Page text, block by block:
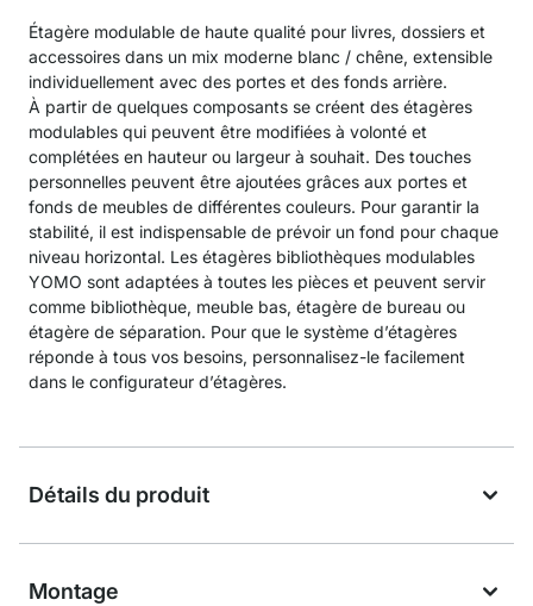
Étagère modulable de haute qualité pour livres, dossiers et
accessoires dans un mix moderne blanc / chêne, extensible
individuellement avec des portes et des fonds arrière.
À partir de quelques composants se créent des étagères
modulables qui peuvent être modifiées à volonté et
complétées en hauteur ou largeur à souhait. Des touches
personnelles peuvent être ajoutées grâces aux portes et
fonds de meubles de différentes couleurs. Pour garantir la
stabilité, il est indispensable de prévoir un fond pour chaque
niveau horizontal. Les étagères bibliothèques modulables
YOMO sont adaptées à toutes les pièces et peuvent servir
comme bibliothèque, meuble bas, étagère de bureau ou
étagère de séparation. Pour que le système d’étagères
réponde à tous vos besoins, personnalisez-le facilement
dans le configurateur d’étagères.
Détails du produit
Montage